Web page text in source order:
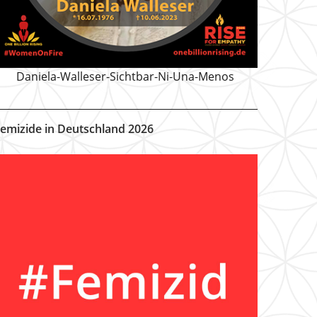
Daniela-Walleser-Sichtbar-Ni-Una-Menos
in Deutschland 2026